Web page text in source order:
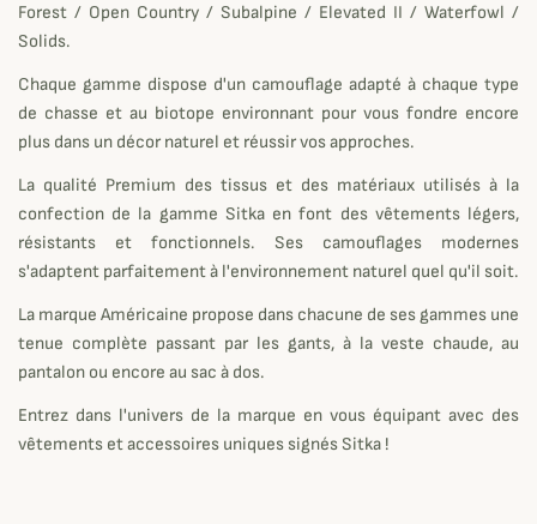
Forest / Open Country / Subalpine / Elevated II / Waterfowl /
Solids.
Chaque gamme dispose d'un camouflage adapté à chaque type
de chasse et au biotope environnant pour vous fondre encore
plus dans un décor naturel et réussir vos approches.
La qualité Premium des tissus et des matériaux utilisés à la
confection de la gamme Sitka en font des vêtements légers,
résistants et fonctionnels. Ses camouflages modernes
s'adaptent parfaitement à l'environnement naturel quel qu'il soit.
La marque Américaine propose dans chacune de ses gammes une
tenue complète passant par les gants, à la veste chaude, au
pantalon ou encore au sac à dos.
Entrez dans l'univers de la marque en vous équipant avec des
vêtements et accessoires uniques signés Sitka !